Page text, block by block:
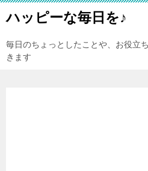
ハッピーな毎日を♪
毎日のちょっとしたことや、お役立
きます